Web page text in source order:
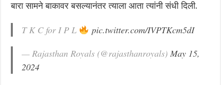
बारा सामने बाकावर बसल्यानंतर त्याला आता त्यांनी संधी दिली.
T K C for I P L
pic.twitter.com/IVPTKcm5dI
— Rajasthan Royals (@rajasthanroyals)May 15,
2024